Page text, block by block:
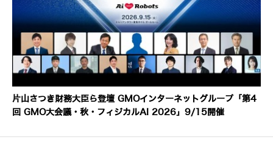
片山さつき財務大臣ら登壇 GMOインターネットグループ「第4
回 GMO大会議・秋・フィジカルAI 2026」9/15開催